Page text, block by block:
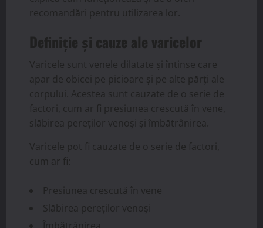
recomandări pentru utilizarea lor.
Definiție și cauze ale varicelor
Varicele sunt venele dilatate și întinse care
apar de obicei pe picioare și pe alte părți ale
corpului. Acestea sunt cauzate de o serie de
factori, cum ar fi presiunea crescută în vene,
slăbirea pereților venoși și îmbătrânirea.
Varicele pot fi cauzate de o serie de factori,
cum ar fi:
Presiunea crescută în vene
Slăbirea pereților venoși